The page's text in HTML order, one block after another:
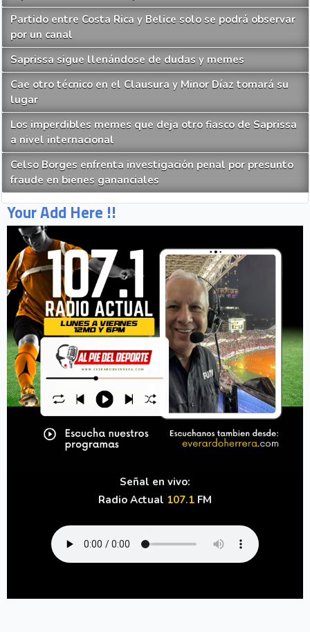
Partido entre Costa Rica y Belice solo se podrá observar
por un canal
Saprissa sigue llenándose de dudas y memes
Cae otro técnico en el Clausura y Minor Díaz tomará su
lugar
Los imperdibles memes que deja otro fiasco de Saprissa
a nivel internacional
Celso Borges enfrenta investigación penal por presunto
fraude en bienes gananciales
Your Add Here !!
Señal en vivo:
Radio Actual 107.1 FM